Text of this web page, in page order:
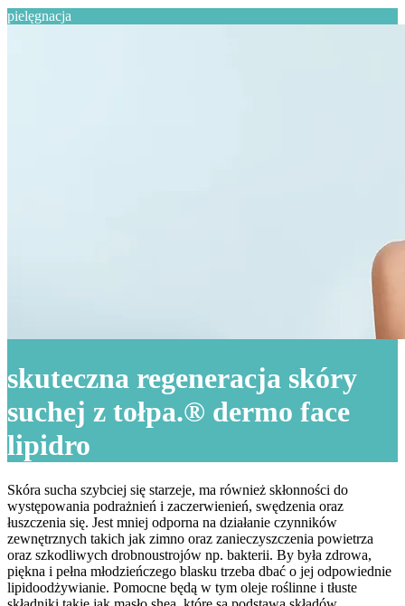
pielęgnacja
skuteczna regeneracja skóry
suchej z tołpa.® dermo face
lipidro
Skóra sucha szybciej się starzeje, ma również skłonności do
występowania podrażnień i zaczerwienień, swędzenia oraz
łuszczenia się. Jest mniej odporna na działanie czynników
zewnętrznych takich jak zimno oraz zanieczyszczenia powietrza
oraz szkodliwych drobnoustrojów np. bakterii. By była zdrowa,
piękna i pełna młodzieńczego blasku trzeba dbać o jej odpowiednie
lipidoodżywianie. Pomocne będą w tym oleje roślinne i tłuste